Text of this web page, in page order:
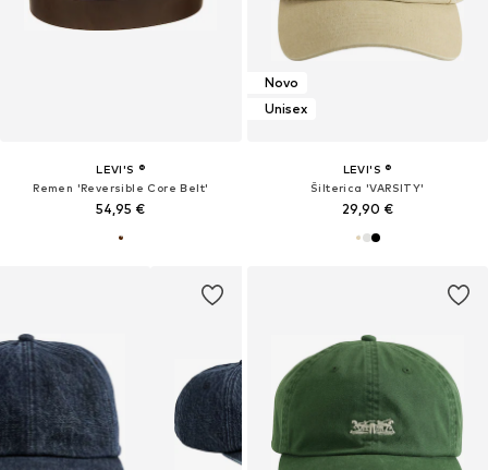
LEVI'S ®
Remen 'Reversible Core Belt'
54,95 €
Novo
Unisex
LEVI'S ®
Šilterica 'VARSITY'
29,90 €